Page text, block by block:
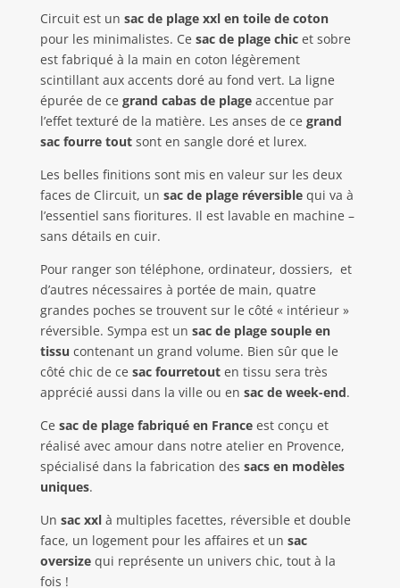
Circuit est un sac de plage xxl en toile de coton
pour les minimalistes. Ce sac de plage chicet sobre
est fabriqué à la main en coton légèrement
scintillant aux accents doré au fond vert. La ligne
épurée de ce grand cabas de plage accentue par
l’effet texturé de la matière. Les anses de ce grand
sac fourre toutsont en sangle doré et lurex.
Les belles finitions sont mis en valeur sur les deux
faces de Clircuit, un sac de plage réversiblequi va à
l’essentiel sans fioritures. Il est lavable en machine –
sans détails en cuir.
Pour ranger son téléphone, ordinateur, dossiers, et
d’autres nécessaires à portée de main, quatre
grandes poches se trouvent sur le côté « intérieur »
réversible. Sympa est un sac de plage souple en
tissu contenant un grand volume. Bien sûr que le
côté chic de ce sac fourretouten tissu sera très
apprécié aussi dans la ville ou en sac de week-end.
Ce sac de plage fabriqué en France est conçu et
réalisé avec amour dans notre atelier en Provence,
spécialisé dans la fabrication des sacs en modèles
uniques.
Un sac xxlà multiples facettes, réversible et double
face, un logement pour les affaires et un sac
oversize qui représente un univers chic, tout à la
fois !